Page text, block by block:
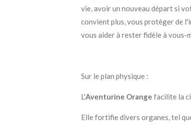
vie, avoir un nouveau départ si
convient plus, vous protèger de
vous aider à rester fidèle à vous-
Sur le plan physique :
L'Aventurine Orange facilite la
Elle fortifie divers organes, tel